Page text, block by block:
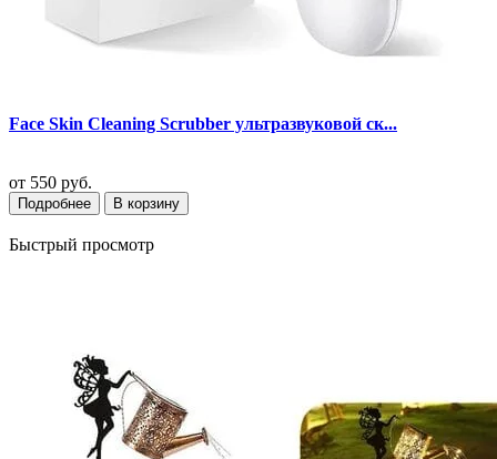
Face Skin Cleaning Scrubber ультразвуковой ск...
от 550 руб.
Подробнее В корзину
Быстрый просмотр